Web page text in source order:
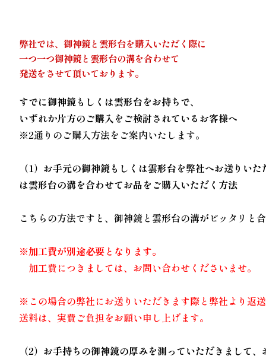
弊社では、御神鏡と雲形台を購入いただく際に
一つ一つ御神鏡と雲形台の溝を合わせて
発送をさせて頂いております。
すでに御神鏡もしくは雲形台をお持ちで、
いずれか片方のご購入をご検討されているお客様へ
※2通りのご購入方法をご案内いたします。
（1）お手元の御神鏡もしくは雲形台を弊社へお送りい
は雲形台の溝を合わせてお品をご購入いただく方法
こちらの方法ですと、御神鏡と雲形台の溝がピッタリと
※加工費が別途必要となります。
加工費につきましては、お問い合わせくださいませ。
※この場合の弊社にお送りいただきます際と弊社より返
送料は、実費ご負担をお願い申し上げます。
（2）お手持ちの御神鏡の厚みを測っていただきまして